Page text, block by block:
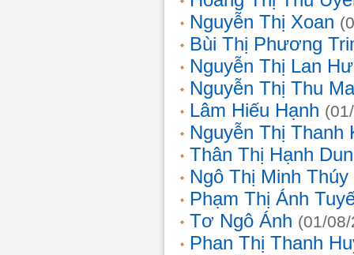
Nguyễn Thị Xoan
Bùi Thị Phương
Nguyễn Thị Lan
Nguyễn Thị Thu
Lâm Hiếu Hạnh
Nguyễn Thị Thanh
Thân Thị Hạnh
Ngô Thị Minh Thúy
Phạm Thị Ánh
Tơ Ngô Ánh (01/
Phan Thị Thanh